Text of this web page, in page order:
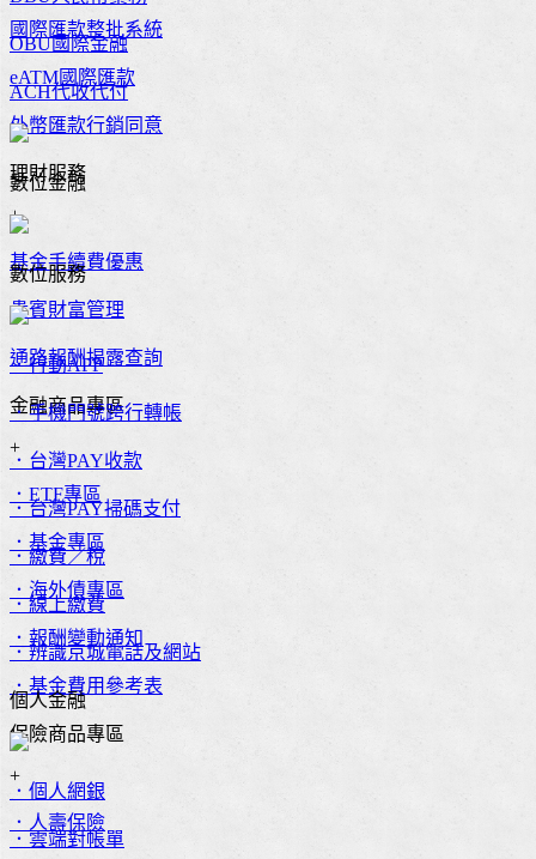
OBU國際金融
ACH代收代付
數位金融
數位服務
．行動APP
．手機門號跨行轉帳
．台灣PAY收款
．台灣PAY掃碼支付
．繳費／稅
．線上繳費
．辨識京城電話及網站
個人金融
．個人網銀
．雲端對帳單
國際匯款整批系統
eATM國際匯款
外幣匯款行銷同意
理財服務
+
基金手續費優惠
貴賓財富管理
通路報酬揭露查詢
金融商品專區
+
．ETF專區
．基金專區
．海外債專區
．報酬變動通知
．基金費用參考表
保險商品專區
+
．人壽保險